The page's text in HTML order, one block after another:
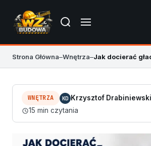
Strona Główna–Wnętrza–
WNĘTRZA KD Krzysztof Drabiniewski
15 min czytania